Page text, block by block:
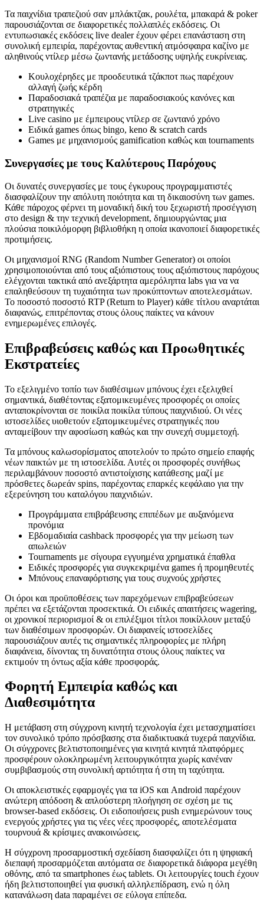
Τα παιχνίδια τραπεζιού σαν μπλάκτζακ, ρουλέτα, μπακαρά & poker
παρουσιάζονται σε διαφορετικές πολλαπλές εκδόσεις. Οι
εντυπωσιακές εκδόσεις live dealer έχουν φέρει επανάσταση στη
συνολική εμπειρία, παρέχοντας αυθεντική ατμόσφαιρα καζίνο με
αληθινούς ντίλερ μέσω ζωντανής μετάδοσης υψηλής ευκρίνειας.
Κουλοχέρηδες με προοδευτικά τζάκποτ πως παρέχουν
αλλαγή ζωής κέρδη
Παραδοσιακά τραπέζια με παραδοσιακούς κανόνες και
στρατηγικές
Live casino με έμπειρους ντίλερ σε ζωντανό χρόνο
Ειδικά games όπως bingo, keno & scratch cards
Games με μηχανισμούς gamification καθώς και tournaments
Συνεργασίες με τους Καλύτερους Παρόχους
Οι δυνατές συνεργασίες με τους έγκυρους προγραμματιστές
διασφαλίζουν την απόλυτη ποιότητα και τη δικαιοσύνη των games.
Κάθε πάροχος φέρνει τη μοναδική δική του ξεχωριστή προσέγγιση
στο design & την τεχνική development, δημιουργώντας μια
πλούσια ποικιλόμορφη βιβλιοθήκη η οποία ικανοποιεί διαφορετικές
προτιμήσεις.
Οι μηχανισμοί RNG (Random Number Generator) οι οποίοι
χρησιμοποιούνται από τους αξιόπιστους τους αξιόπιστους παρόχους
ελέγχονται τακτικά από ανεξάρτητα αμερόληπτα labs για να να
επαληθεύσουν τη τυχαιότητα των προκύπτοντων αποτελεσμάτων.
Το ποσοστό ποσοστό RTP (Return to Player) κάθε τίτλου αναρτάται
διαφανώς, επιτρέποντας στους όλους παίκτες να κάνουν
ενημερωμένες επιλογές.
Επιβραβεύσεις καθώς και Προωθητικές
Εκστρατείες
Το εξελιγμένο τοπίο των διαθέσιμων μπόνους έχει εξελιχθεί
σημαντικά, διαθέτοντας εξατομικευμένες προσφορές οι οποίες
ανταποκρίνονται σε ποικίλα ποικίλα τύπους παιχνιδιού. Οι νέες
ιστοσελίδες υιοθετούν εξατομικευμένες στρατηγικές που
ανταμείβουν την αφοσίωση καθώς και την συνεχή συμμετοχή.
Τα μπόνους καλωσορίσματος αποτελούν το πρώτο σημείο επαφής
νέων παικτών με τη ιστοσελίδα. Αυτές οι προσφορές συνήθως
περιλαμβάνουν ποσοστό αντιστοίχισης κατάθεσης μαζί με
πρόσθετες δωρεάν spins, παρέχοντας επαρκές κεφάλαιο για την
εξερεύνηση του καταλόγου παιχνιδιών.
Προγράμματα επιβράβευσης επιπέδων με αυξανόμενα
προνόμια
Εβδομαδιαία cashback προσφορές για την μείωση των
απωλειών
Tournaments με σίγουρα εγγυημένα χρηματικά έπαθλα
Ειδικές προσφορές για συγκεκριμένα games ή προμηθευτές
Μπόνους επαναφόρτισης για τους συχνούς χρήστες
Οι όροι και προϋποθέσεις των παρεχόμενων επιβραβεύσεων
πρέπει να εξετάζονται προσεκτικά. Οι ειδικές απαιτήσεις wagering,
οι χρονικοί περιορισμοί & οι επιλέξιμοι τίτλοι ποικίλλουν μεταξύ
των διαθέσιμων προσφορών. Οι διαφανείς ιστοσελίδες
παρουσιάζουν αυτές τις σημαντικές πληροφορίες με πλήρη
διαφάνεια, δίνοντας τη δυνατότητα στους όλους παίκτες να
εκτιμούν τη όντως αξία κάθε προσφοράς.
Φορητή Εμπειρία καθώς και
Διαθεσιμότητα
Η μετάβαση στη σύγχρονη κινητή τεχνολογία έχει μετασχηματίσει
τον συνολικό τρόπο πρόσβασης στα διαδικτυακά τυχερά παιχνίδια.
Οι σύγχρονες βελτιστοποιημένες για κινητά κινητά πλατφόρμες
προσφέρουν ολοκληρωμένη λειτουργικότητα χωρίς κανέναν
συμβιβασμούς στη συνολική αρτιότητα ή στη τη ταχύτητα.
Οι αποκλειστικές εφαρμογές για τα iOS και Android παρέχουν
ανώτερη απόδοση & απλούστερη πλοήγηση σε σχέση με τις
browser-based εκδόσεις. Οι ειδοποιήσεις push ενημερώνουν τους
ενεργούς χρήστες για τις νέες νέες προσφορές, αποτελέσματα
τουρνουά & κρίσιμες ανακοινώσεις.
Η σύγχρονη προσαρμοστική σχεδίαση διασφαλίζει ότι η ψηφιακή
διεπαφή προσαρμόζεται αυτόματα σε διαφορετικά διάφορα μεγέθη
οθόνης, από τα smartphones έως tablets. Οι λειτουργίες touch έχουν
ήδη βελτιστοποιηθεί για φυσική αλληλεπίδραση, ενώ η όλη
κατανάλωση data παραμένει σε εύλογα επίπεδα.